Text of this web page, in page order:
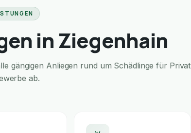
in Ziegenhain
gängigen Anliegen rund um Schädlinge für Privat
ab.